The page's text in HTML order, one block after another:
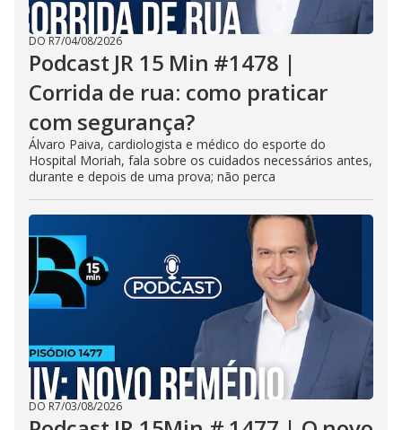
DO R7/04/08/2026
Podcast JR 15 Min #1478 |
Corrida de rua: como praticar
com segurança?
Álvaro Paiva, cardiologista e médico do esporte do
Hospital Moriah, fala sobre os cuidados necessários antes,
durante e depois de uma prova; não perca
DO R7/03/08/2026